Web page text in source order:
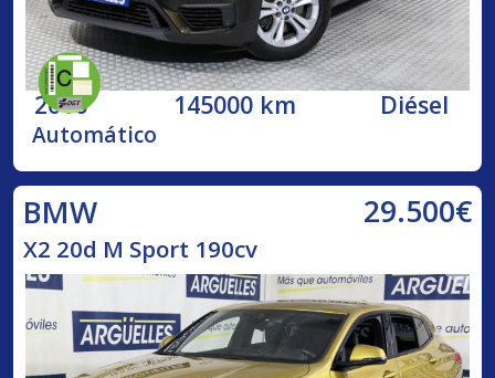
2016 145000 km Diésel
Automático
BMW 29.500€
X2 20d M Sport 190cv